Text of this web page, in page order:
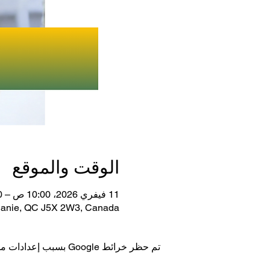
الوقت والموقع
11 فيفري 2026، 10:00 ص – 12:00 م
QC J5X 2W3, Canada
تم حظر خرائط Google بسبب إعدادات ملفات تعريف الارتباط التحليلية والوظيفية لديك.